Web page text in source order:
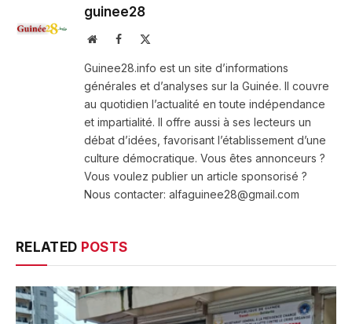
guinee28
WebsiteFacebook
Guinee28.info est un site d’informations
générales et d’analyses sur la Guinée. Il couvre
au quotidien l’actualité en toute indépendance
et impartialité. Il offre aussi à ses lecteurs un
débat d’idées, favorisant l’établissement d’une
culture démocratique. Vous êtes annonceurs ?
Vous voulez publier un article sponsorisé ?
Nous contacter: alfaguinee28@gmail.com
RELATED POSTS